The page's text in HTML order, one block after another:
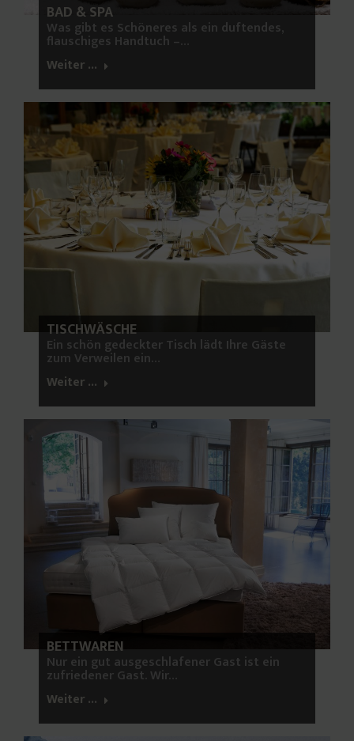
BAD & SPA
Was gibt es Schöneres als ein duftendes,
flauschiges Handtuch –…
Weiter ...
TISCHWÄSCHE
Ein schön gedeckter Tisch lädt Ihre Gäste
zum Verweilen ein…
Weiter ...
BETTWAREN
Nur ein gut ausgeschlafener Gast ist ein
zufriedener Gast. Wir…
Weiter ...